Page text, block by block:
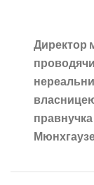
Директор
проводячи